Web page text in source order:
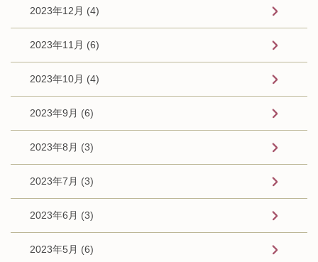
2023年12月 (4)
2023年11月 (6)
2023年10月 (4)
2023年9月 (6)
2023年8月 (3)
2023年7月 (3)
2023年6月 (3)
2023年5月 (6)